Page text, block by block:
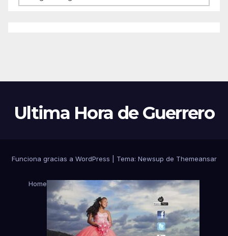
Ultima Hora de Guerrero
Funciona gracias a WordPress Tema: Newsup de Themeansar
Home